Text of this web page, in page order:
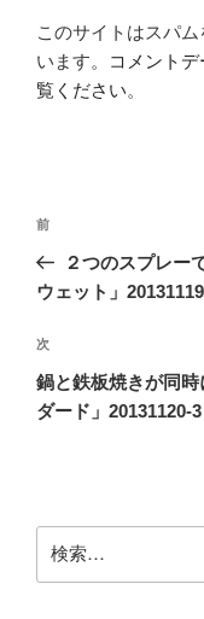
このサイトはスパ
います。
コメント
覧ください。
投
ナ
ゲ
ー
シ
前
の
投
前
２つのスプレー
ウェット」
次
の
投
次
鍋と鉄板焼きが同
ダード」20131120-3
索: